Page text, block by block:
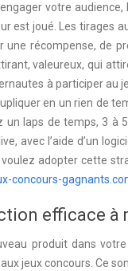
votre
est joué. Les tirages
une récompense, de
valeureux, qui
à participer au
en un rien de
un laps de temps, 3 à
avec l’aide d’un
adopter cette
concours-
efficace à
produit dans
jeux concours. Ce